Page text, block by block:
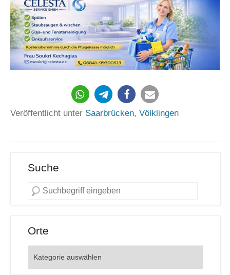
Veröffentlicht unter Saarbrücken, Völklingen
Suche
Orte